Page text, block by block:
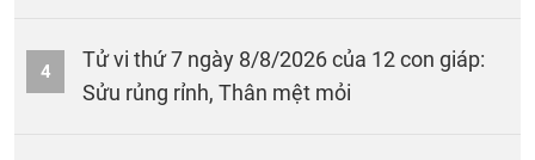
4
Tử vi thứ 7 ngày 8/8/2026 của 12 con giáp:
Sửu rủng rỉnh, Thân mệt mỏi